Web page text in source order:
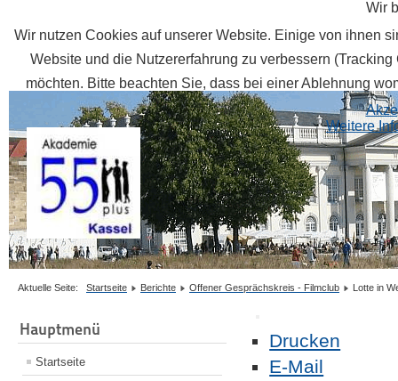
Aktuelle Seite: Startseite Berichte Offener Gesprächskreis - Filmclub Lotte in
Hauptmenü
Startseite
Drucken
E-Mail
Wir
Wir nutzen Cookies auf unserer Website. Einige von ihnen
Website und die Nutzererfahrung zu verbessern
möchten. Bitte beachten Sie, dass bei einer Ablehnung
Weitere